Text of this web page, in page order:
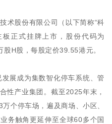
术股份有限公司（以下简称“科
正式挂牌上市，股份代码为
H股，每股定价39.55港元。
展成为集数智化停车系统、管
性产业集团。截至2025年末，
个停车场，遍及商场、小区、
务触角更延伸至全球60多个国